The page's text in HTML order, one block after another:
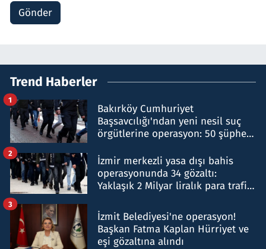
Gönder
Trend Haberler
Bakırköy Cumhuriyet
Başsavcılığı'ndan yeni nesil suç
örgütlerine operasyon: 50 şüpheli
1
İzmir merkezli yasa dışı bahis
operasyonunda 34 gözaltı:
Yaklaşık 2 Milyar liralık para trafiği
2
İzmit Belediyesi'ne operasyon!
Başkan Fatma Kaplan Hürriyet ve
eşi gözaltına alındı
3